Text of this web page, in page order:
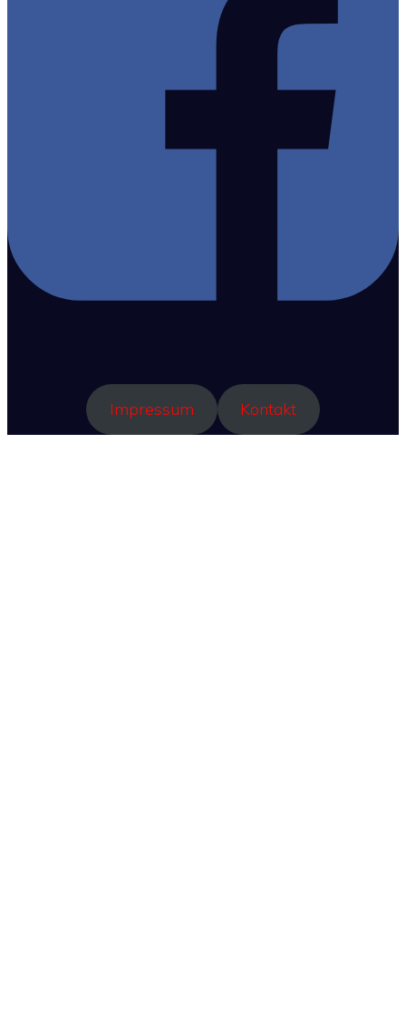
Impressum Kontakt